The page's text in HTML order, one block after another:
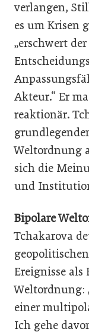
verlangen,
es um Krisen
„erschwert
Akteur.“ Er
reaktionär.
Weltordnung
sich die
und
Bipolare
Tchakarova
Ereignisse
Weltordnung:
einer
Ich gehe